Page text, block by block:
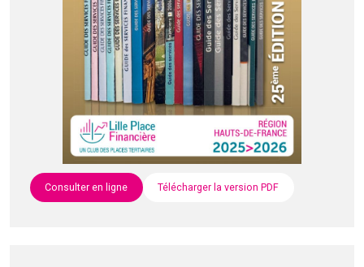
Consulter en ligne Télécharger la version PDF